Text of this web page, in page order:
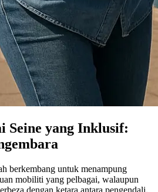
Seine yang Inklusif:
berkembang untuk menampung
mobiliti yang pelbagai, walaupun
dengan ketara antara pengendali.